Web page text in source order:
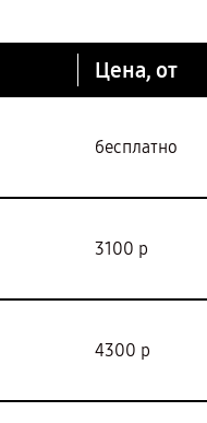
Цена, от
бесплатно
3100 р
4300 р